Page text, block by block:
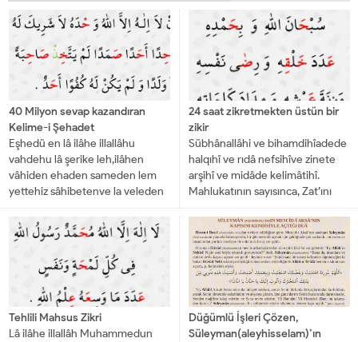
40 Milyon sevap kazandıran
Kelime-i Şehadet
Eşhedü en lâ ilâhe illallâhu
vahdehu lâ şerike leh,ilâhen
vâhiden ehaden sameden lem
yettehiz sâhibetenve la veleden
velem yekünlehû küfüven ehad.
Ben şahidlik ederim ki,...
24 saat zikretmekten üstün bir
zikir
Sübhânallâhi ve bihamdihîadede
halqıhî ve rıdâ nefsihîve zinete
arşihî ve midâde kelimâtihî.
Mahlukatının sayısınca, Zat’ını
razı edecek kadar,Arş’ının
ağırlığınca, Kelimelerinin
mürekkebi kadarAllah’ı tesbih
eder ve...
Tehlili Mahsus Zikri
Lâ ilâhe illallâh Muhammedun
Düğümlü İşleri Çözen,
Süleyman(aleyhisselam)’ın